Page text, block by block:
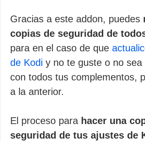
Gracias a este addon, puedes
copias de seguridad de
para en el caso de que
de Kodi y no te guste o no sea
con todos tus complementos,
a la anterior.
El proceso para hacer una
seguridad de tus ajustes de